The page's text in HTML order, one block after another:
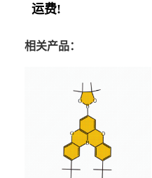
运费!
相关产品：